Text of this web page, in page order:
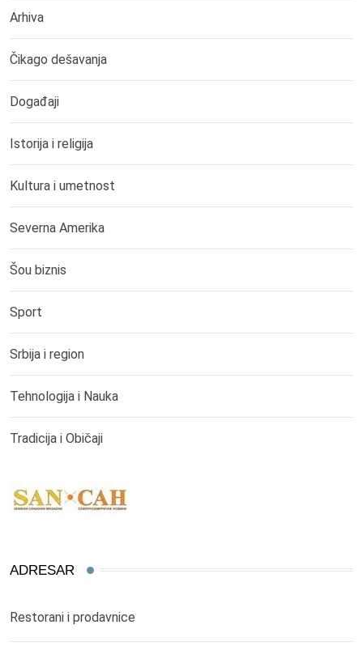
Arhiva
Čikago dešavanja
Događaji
Istorija i religija
Kultura i umetnost
Severna Amerika
Šou biznis
Sport
Srbija i region
Tehnologija i Nauka
Tradicija i Običaji
ADRESAR
Restorani i prodavnice